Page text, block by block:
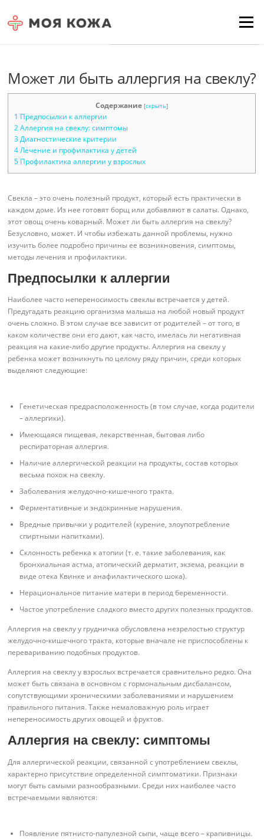
Menu
Может ли быть аллергия на свеклу?
Содержание [скрыть]
1 Предпосылки к аллергии
2 Аллергия на свеклу: симптомы
3 Диагностические критерии
4 Лечение и профилактика у детей
5 Профилактика аллергии у взрослых
Свекла – это очень полезный продукт, который есть практически в
каждом доме. Из нее готовят борщ или добавляют в салаты. Однако,
этот овощ очень коварный. Может ли быть аллергия на свеклу?
Безусловно, может. И чтобы избежать данной проблемы, нужно
изучить более подробно причины ее возникновения, симптомы,
методы лечения и профилактики.
Предпосылки к аллергии
Наиболее часто непереносимость свеклы встречается у детей.
Предугадать реакцию организма малыша на любой новый продукт
очень сложно. В этом случае все зависит от родителей – от того, в
каком количестве они его дают, как часто, имелась ли негативная
реакция на какие-либо другие продукты. Аллергия на свеклу у
ребенка может возникнуть по целому ряду причин, среди которых
выделяют следующие:
Генетическая предрасположенность (в том случае, когда родители
– аллергики).
Имеющаяся пищевая, лекарственная, бытовая либо
респираторная аллергия.
Наличие аллергической реакции на продукты, состав которых
весьма похож на свеклу.
Заболевания желудочно-кишечного тракта.
Ферментативные и эндокринные нарушения.
Вредные привычки у родителей (курение, злоупотребление
спиртными напитками).
Склонность ребенка к атопии (т. е. такие заболевания, как
бронхиальная астма, атопический дерматит, экзема, реакции в
виде отека Квинке и анафилактического шока).
Нерациональное питание матери в период беременности.
Частое употребление сладкого вместо других полезных продуктов.
Аллергия на свеклу у грудничка обусловлена незрелостью структур
желудочно-кишечного тракта, которые вначале не приспособлены к
перевариванию подобных продуктов.
Аллергия на свеклу у взрослых встречается сравнительно редко. Она
может быть связана в основном с гормональным дисбалансом,
сопутствующими хроническими заболеваниями и нарушением
правильного питания. Также немаловажную роль играет
непереносимость других овощей и фруктов.
Аллергия на свеклу: симптомы
Для аллергической реакции, связанной с употреблением свеклы,
характерно присутствие определенной симптоматики. Признаки
могут быть самыми разнообразными. Среди них наиболее часто
встречаемыми являются:
Появление пятнисто-папулезной сыпи, чаще всего – крапивницы.
Для любых предложений по